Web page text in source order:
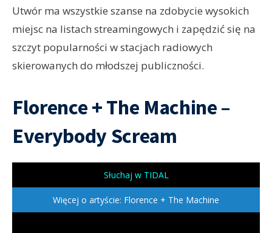
Utwór ma wszystkie szanse na zdobycie wysokich
miejsc na listach streamingowych i zapędzić się na
szczyt popularności w stacjach radiowych
skierowanych do młodszej publiczności.
Florence + The Machine –
Everybody Scream
Słuchaj w TIDAL
Więcej o artyście: Florence + The Machine